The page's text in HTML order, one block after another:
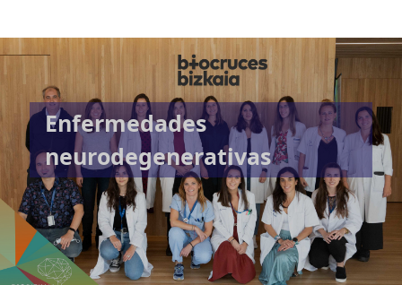
Enfermedades
neurodegenerativas